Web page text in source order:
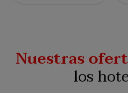
Nuestras
los